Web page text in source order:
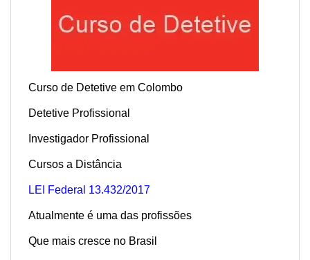
Curso de Detetive em Colombo
Detetive Profissional
Investigador Profissional
Cursos a Distância
LEI Federal 13.432/2017
Atualmente é uma das profissões
Que mais cresce no Brasil